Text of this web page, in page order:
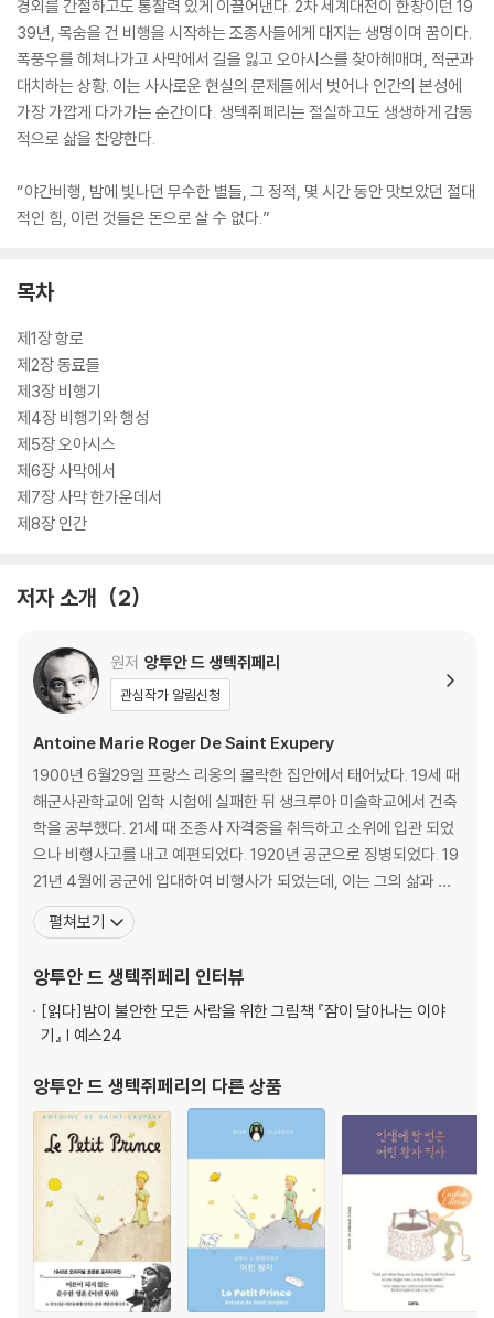
경외를 간절하고도 통찰력 있게 이끌어낸다. 2차 세계대전이 한창이던 19
39년, 목숨을 건 비행을 시작하는 조종사들에게 대지는 생명이며 꿈이다.
폭풍우를 헤쳐나가고 사막에서 길을 잃고 오아시스를 찾아헤매며, 적군과
대치하는 상황. 이는 사사로운 현실의 문제들에서 벗어나 인간의 본성에
가장 가깝게 다가가는 순간이다. 생텍쥐페리는 절실하고도 생생하게 감동
적으로 삶을 찬양한다.
“야간비행, 밤에 빛나던 무수한 별들, 그 정적, 몇 시간 동안 맛보았던 절대
적인 힘, 이런 것들은 돈으로 살 수 없다.”
목차
제1장 항로
제2장 동료들
제3장 비행기
제4장 비행기와 행성
제5장 오아시스
제6장 사막에서
제7장 사막 한가운데서
제8장 인간
저자 소개 2
원저 앙투안 드 생텍쥐페리
관심작가 알림신청
Antoine Marie Roger De Saint Exupery
1900년 6월29일 프랑스 리옹의 몰락한 집안에서 태어났다. 19세 때
해군사관학교에 입학 시험에 실패한 뒤 생크루아 미술학교에서 건축
학을 공부했다. 21세 때 조종사 자격증을 취득하고 소위에 입관 되었
으나 비행사고를 내고 예편되었다. 1920년 공군으로 징병되었다. 19
21년 4월에 공군에 입대하여 비행사가 되었는데, 이는 그의 삶과 문
학 활동에 큰 시발점이 되었다. 제대 후에도 15년 동안이나 비행사로
서의 길을 걸었다. 1926년에는 민간 항공회사 라테코에르사에 입사
하면서 시와 소설을 습작하다가 트럭 회사의
펼쳐보기
앙투안 드 생텍쥐페리 인터뷰
[읽다]밤이 불안한 모든 사람을 위한 그림책 『잠이 달아나는 이야
기』 | 예스24
앙투안 드 생텍쥐페리의 다른 상품